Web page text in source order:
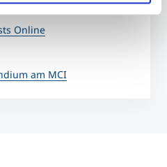
Online
am MCI